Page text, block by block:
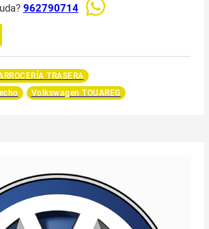
962790714
TRASERA
Volkswagen TOUAREG